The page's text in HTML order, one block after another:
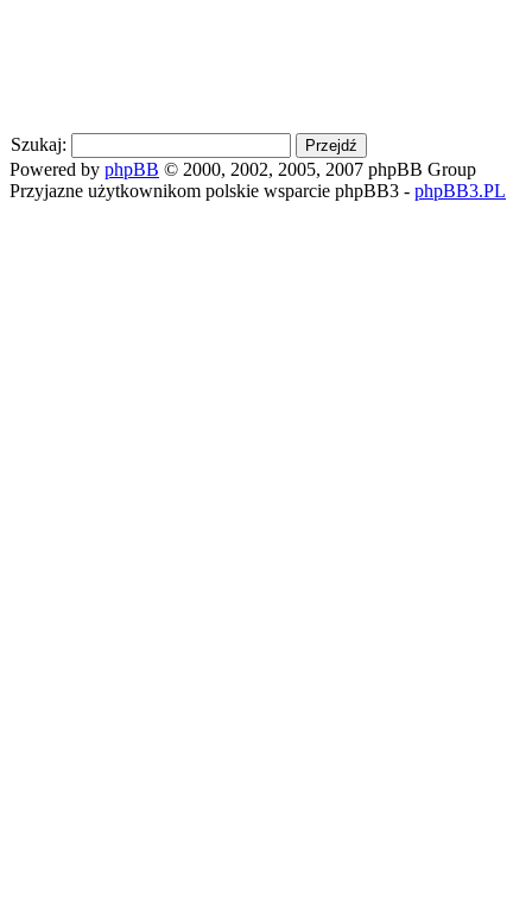
Szukaj:
Powered by phpBB © 2000, 2002, 2005, 2007 phpBB Group
Przyjazne użytkownikom polskie wsparcie phpBB3 - phpBB3.PL